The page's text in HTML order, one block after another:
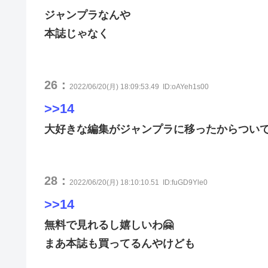
ジャンプラなんや
本誌じゃなく
26： 2022/06/20(月) 18:09:53.49 ID:oAYeh1s00
>>14
大好きな編集がジャンプラに移ったからつい
28： 2022/06/20(月) 18:10:10.51 ID:fuGD9Yle0
>>14
無料で見れるし嬉しいわ🤗
まあ本誌も買ってるんやけども